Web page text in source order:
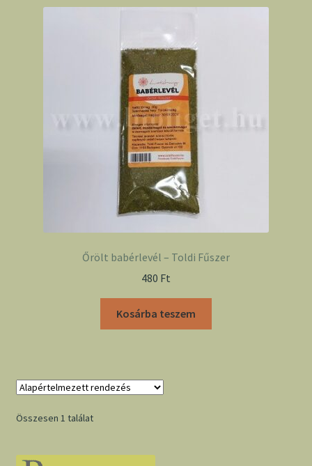
Őrölt babérlevél – Toldi Fűszer
480 Ft
Kosárba teszem
Összesen 1 találat